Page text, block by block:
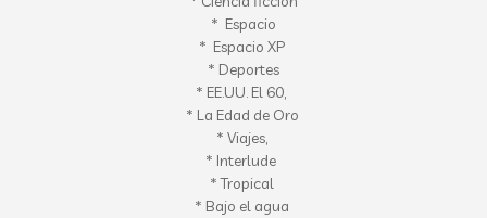
* Espacio
* Espacio XP
* Deportes
* EE.UU. El 60,
* La Edad de Oro
* Viajes,
* Interlude
* Tropical
* Bajo el agua